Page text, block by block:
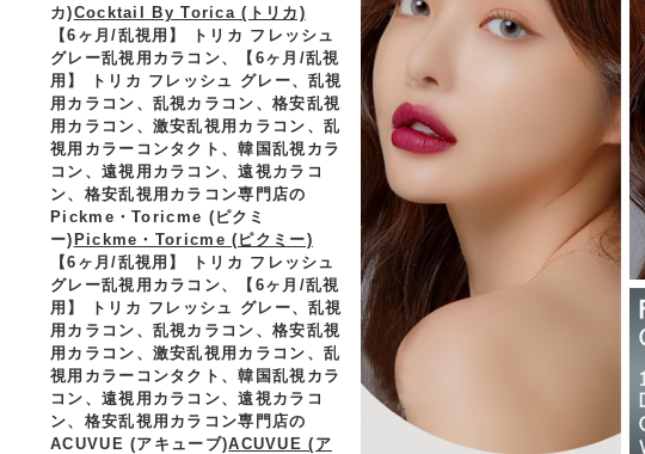
カ)Cocktail By Torica (トリカ)
【6ヶ月/乱視用】 トリカ フレッシュ
グレー乱視用カラコン、
【6ヶ月/乱視
用】 トリカ フレッシュ グレー、乱視
用カラコン、乱視カラコン、格安乱視
用カラコン、激安乱視用カラコン、乱
視用カラーコンタクト、韓国乱視カラ
コン、遠視用カラコン、遠視カラコ
ン、格安乱視用カラコン専門店の
Pickme・Toricme (ピクミ
ー) Pickme・Toricme (ピクミー)
【6ヶ月/乱視用】 トリカ フレッシュ
グレー乱視用カラコン、
【6ヶ月/乱視
用】 トリカ フレッシュ グレー、乱視
用カラコン、乱視カラコン、格安乱視
用カラコン、激安乱視用カラコン、乱
視用カラーコンタクト、韓国乱視カラ
コン、遠視用カラコン、遠視カラコ
ン、格安乱視用カラコン専門店の
ACUVUE (アキューブ)ACUVUE (ア